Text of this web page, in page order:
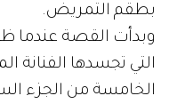
بطقم التمريض.
وبدأت القصة عندما
التي تجسدها الفنانة
الخامسة من الجزء